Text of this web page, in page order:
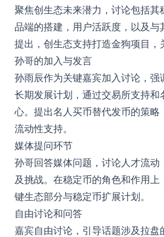
聚焦创生态未来潜力，讨论包括
品端的搭建，用户活跃度，以及
提出，创生态支持打造金狗项目，
孙哥的加入与发言
孙雨辰作为关键嘉宾加入讨论，
长期发展计划，通过交易所支持和
心。提出名人买币替代发币的策略
流动性支持。
媒体提问环节
孙哥回答媒体问题，讨论人才流
及挑战。在稳定币的角色和作用
键生态部分与稳定币扩展计划。
自由讨论和问答
嘉宾自由讨论，引导话题涉及拉